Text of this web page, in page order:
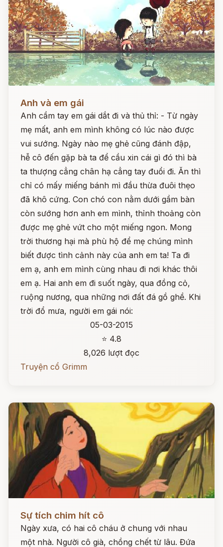
Anh và em gái
Anh cầm tay em gái dắt đi và thủ thỉ: - Từ ngày
mẹ mất, anh em mình không có lúc nào được
vui sướng. Ngày nào mẹ ghẻ cũng đánh đập,
hễ cô đến gặp bà ta để cầu xin cái gì đó thì bà
ta thượng cẳng chân hạ cẳng tay đuổi đi. Ăn thì
chỉ có mấy miếng bánh mì đầu thừa đuôi thẹo
đã khô cứng. Con chó con nằm dưới gầm bàn
còn sướng hơn anh em mình, thỉnh thoảng còn
được mẹ ghẻ vứt cho một miếng ngon. Mong
trời thương hại mà phù hộ để mẹ chúng mình
biết được tình cảnh này của anh em ta! Ta đi
em ạ, anh em mình cùng nhau đi nơi khác thôi
em ạ. Hai anh em đi suốt ngày, qua đồng cỏ,
ruộng nương, qua những nơi đất đá gồ ghề. Khi
trời đổ mưa, người em gái nói:
05-03-2015
⭐ 4.8
8,026 lượt đọc
Truyện cổ Grimm
Sự tích chim hít cô
Ngày xưa, có hai cô cháu ở chung với nhau
một nhà. Người cô già, chồng chết từ lâu. Đứa